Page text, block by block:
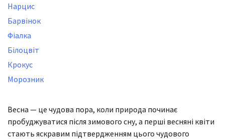
Нарцис
Барвінок
Фіалка
Білоцвіт
Крокус
Морозник
Весна — це чудова пора, коли природа починає
пробуджуватися після зимового сну, а перші весняні квіти
стають яскравим підтвердженням цього чудового